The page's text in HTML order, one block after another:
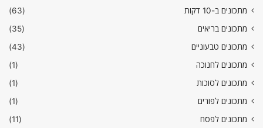
מתכונים ב-10 דקות
(63)
מתכונים בריאים
(35)
מתכונים טבעוניים
(43)
מתכונים לחנוכה
(1)
מתכונים לסוכות
(1)
מתכונים לפורים
(1)
מתכונים לפסח
(11)